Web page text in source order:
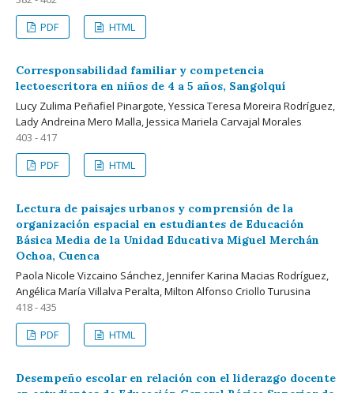
PDF
HTML
Corresponsabilidad familiar y competencia
lectoescritora en niños de 4 a 5 años, Sangolquí
Lucy Zulima Peñafiel Pinargote, Yessica Teresa Moreira Rodríguez,
Lady Andreina Mero Malla, Jessica Mariela Carvajal Morales
403 - 417
PDF
HTML
Lectura de paisajes urbanos y comprensión de la
organización espacial en estudiantes de Educación
Básica Media de la Unidad Educativa Miguel Merchán
Ochoa, Cuenca
Paola Nicole Vizcaino Sánchez, Jennifer Karina Macias Rodríguez,
Angélica María Villalva Peralta, Milton Alfonso Criollo Turusina
418 - 435
PDF
HTML
Desempeño escolar en relación con el liderazgo docente